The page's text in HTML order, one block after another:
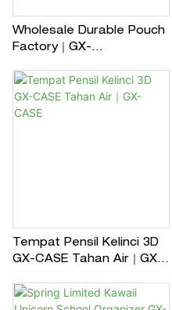
Wholesale Durable Pouch
Factory｜GX-
Tempat Pensil Kelinci 3D
GX-CASE Tahan Air｜GX-